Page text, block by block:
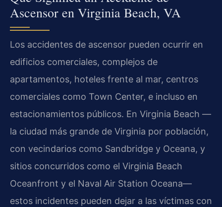
Ascensor en Virginia Beach, VA
Los accidentes de ascensor pueden ocurrir en
edificios comerciales, complejos de
apartamentos, hoteles frente al mar, centros
comerciales como Town Center, e incluso en
estacionamientos públicos. En Virginia Beach —
la ciudad más grande de Virginia por población,
con vecindarios como Sandbridge y Oceana, y
sitios concurridos como el Virginia Beach
Oceanfront y el Naval Air Station Oceana—
estos incidentes pueden dejar a las víctimas con